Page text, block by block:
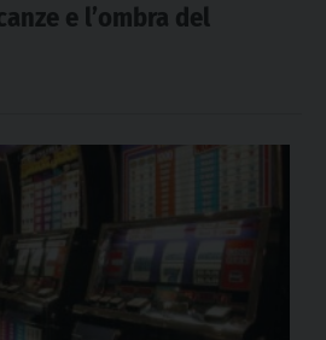
e l’ombra del